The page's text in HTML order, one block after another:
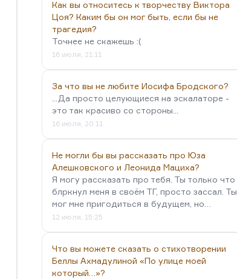
Как вы относитесь к творчеству Виктора
Цоя? Каким бы он мог быть, если бы не
трагедия?
Точнее не скажешь :(
16 июля, 21:11
За что вы не любите Иосифа Бродского?
...Да просто целующиеся на эскалаторе -
это так красиво со стороны...
16 июля, 20:11
Не могли бы вы рассказать про Юза
Алешковского и Леонида Мациха?
Я могу рассказать про тебя. Ты только что
блркнул меня в своём ТГ, просто зассал. Ты
мог мне пригодиться в будущем, но…
12 июля, 15:25
Что вы можете сказать о стихотворении
Беллы Ахмадулиной «По улице моей
который…»?